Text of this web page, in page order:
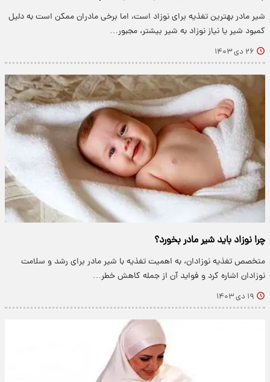
شیر مادر بهترین تغذیه برای نوزاد است، اما برخی مادران ممکن است به دلیل
کمبود شیر یا نیاز نوزاد به شیر بیشتر، مجبور…
۲۶ دی ۱۴۰۳
چرا نوزاد باید شیر مادر بخورد؟
متخصص تغذیه نوزادان، به اهمیت تغذیه با شیر مادر برای رشد و سلامت
نوزادان اشاره کرد و فواید آن از جمله کاهش خطر…
۱۹ دی ۱۴۰۳